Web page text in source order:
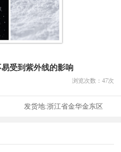
受到紫外线的影响
浏览次数： 47次
发货地:浙江省金华金东区